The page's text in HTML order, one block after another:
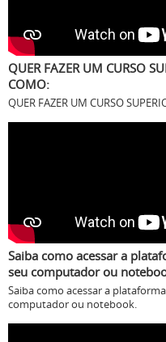
QUER FAZER UM CURSO
COMO:
QUER FAZER UM CURSO
Saiba como acessar a
seu computador ou
Saiba como acessar a
computador ou notebook.